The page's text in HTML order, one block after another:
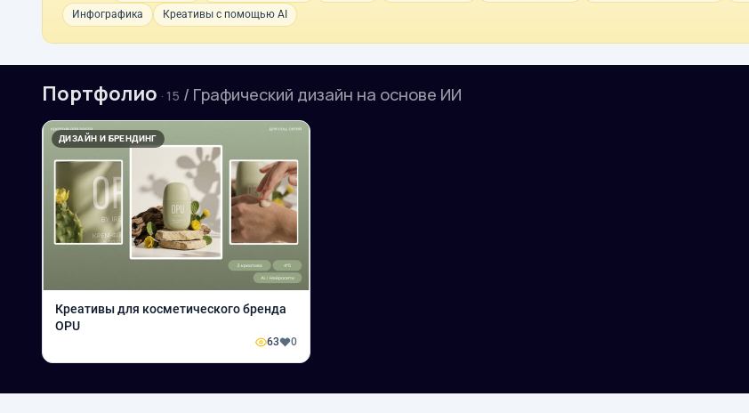
Инфографика
Креативы с помощью AI
Портфолио · 15 / Графический дизайн на основе ИИ
ДИЗАЙН И БРЕНДИНГ
Креативы для косметического бренда
OPU
63 0